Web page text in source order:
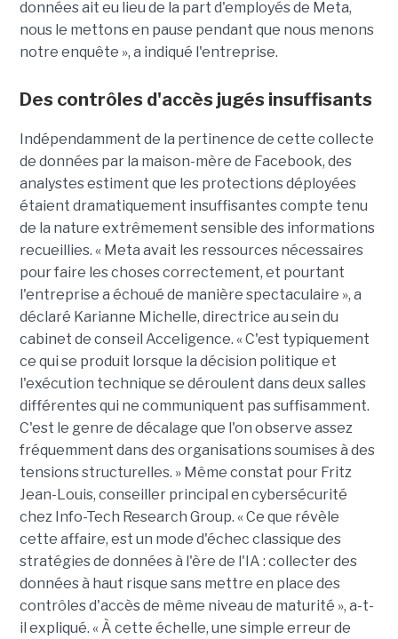
données ait eu lieu de la part d'employés de Meta,
nous le mettons en pause pendant que nous menons
notre enquête », a indiqué l'entreprise.
Des contrôles d'accès jugés insuffisants
Indépendamment de la pertinence de cette collecte
de données par la maison-mère de Facebook, des
analystes estiment que les protections déployées
étaient dramatiquement insuffisantes compte tenu
de la nature extrêmement sensible des informations
recueillies. « Meta avait les ressources nécessaires
pour faire les choses correctement, et pourtant
l'entreprise a échoué de manière spectaculaire », a
déclaré Karianne Michelle, directrice au sein du
cabinet de conseil Acceligence. « C'est typiquement
ce qui se produit lorsque la décision politique et
l'exécution technique se déroulent dans deux salles
différentes qui ne communiquent pas suffisamment.
C'est le genre de décalage que l'on observe assez
fréquemment dans des organisations soumises à des
tensions structurelles. » Même constat pour Fritz
Jean-Louis, conseiller principal en cybersécurité
chez Info-Tech Research Group. « Ce que révèle
cette affaire, est un mode d'échec classique des
stratégies de données à l'ère de l'IA : collecter des
données à haut risque sans mettre en place des
contrôles d'accès de même niveau de maturité », a-t-
il expliqué. « À cette échelle, une simple erreur de